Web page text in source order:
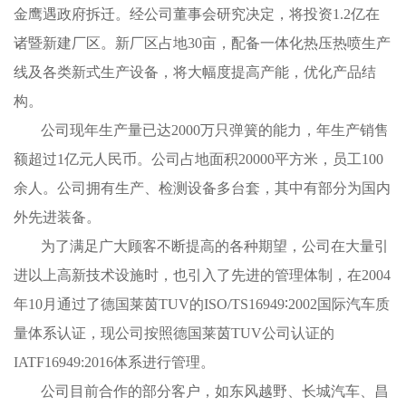
金鹰遇政府拆迁。经公司董事会研究决定，将投资1.2亿在
诸暨新建厂区。新厂区占地30亩，配备一体化热压热喷生产
线及各类新式生产设备，将大幅度提高产能，优化产品结
构。
公司现年生产量已达2000万只弹簧的能力，年生产销售
额超过1亿元人民币。公司占地面积20000平方米，员工100
余人。公司拥有生产、检测设备多台套，其中有部分为国内
外先进装备。
为了满足广大顾客不断提高的各种期望，公司在大量引
进以上高新技术设施时，也引入了先进的管理体制，在2004
年10月通过了德国莱茵TUV的ISO/TS16949∶2002国际汽车质
量体系认证，现公司按照德国莱茵TUV公司认证的
IATF16949:2016体系进行管理。
公司目前合作的部分客户，如东风越野、长城汽车、昌